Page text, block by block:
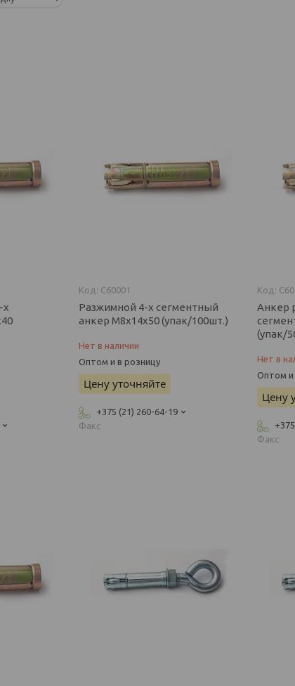
х
C60001
Разжимной 4-х сегментный
анкер М8х14х50 (упак/100шт.)
Нет в наличии
Оптом и в розницу
Цену уточняйте
+375 (21) 260-64-19
Факс
Анкер
(упак/
Нет в
Оптом и
Цену
Факс